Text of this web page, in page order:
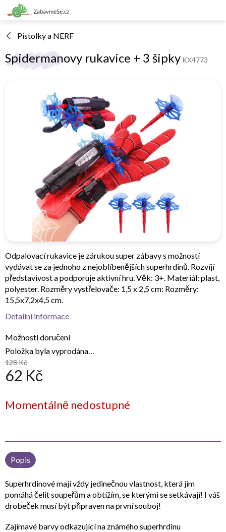
Přejít
na
Pistolky a NERF
Spidermanovy rukavice + 3 šipky KX4773
128 Kč
62 Kč
cena:
Momentálně nedostupné
Možnosti doručení
Položka byla vyprodána…
Odpalovací rukavice je zárukou super zábavy s možností
vydávat se za jednoho z nejoblíbenějších superhrdinů. Rozvíjí
představivost a podporuje aktivní hru. Věk: 3+. Materiál: plast,
polyester. Rozměry vystřelovače: 1,5 x 2,5 cm: Rozměry:
15,5x7,2x4,5 cm.
Detailní informace
Popis
Superhrdinové mají vždy jedinečnou vlastnost, která jim
pomáhá čelit soupeřům a obtížím, se kterými se setkávají! I váš
drobeček musí být připraven na první souboj!
Zajímavé barvy odkazující na známého superhrdinu